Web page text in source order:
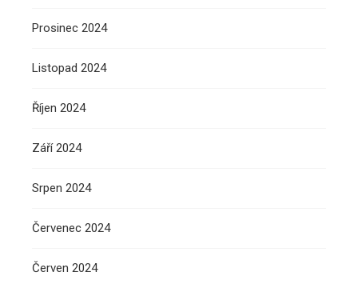
Prosinec 2024
Listopad 2024
Říjen 2024
Září 2024
Srpen 2024
Červenec 2024
Červen 2024